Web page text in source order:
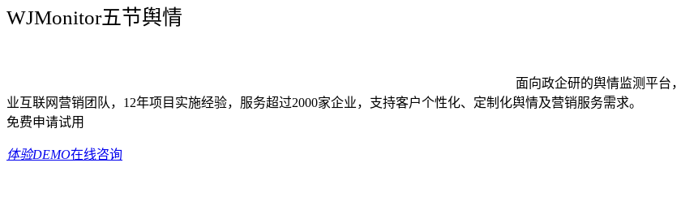
WJMonitor五节舆情
面向政企研的舆情监测平台
业互联网营销团队，12年项目实施经验，服务超过2000家企业，支持客户个性化、定制化舆情及营销服务需求。
免费申请试用
体验DEMO在线咨询